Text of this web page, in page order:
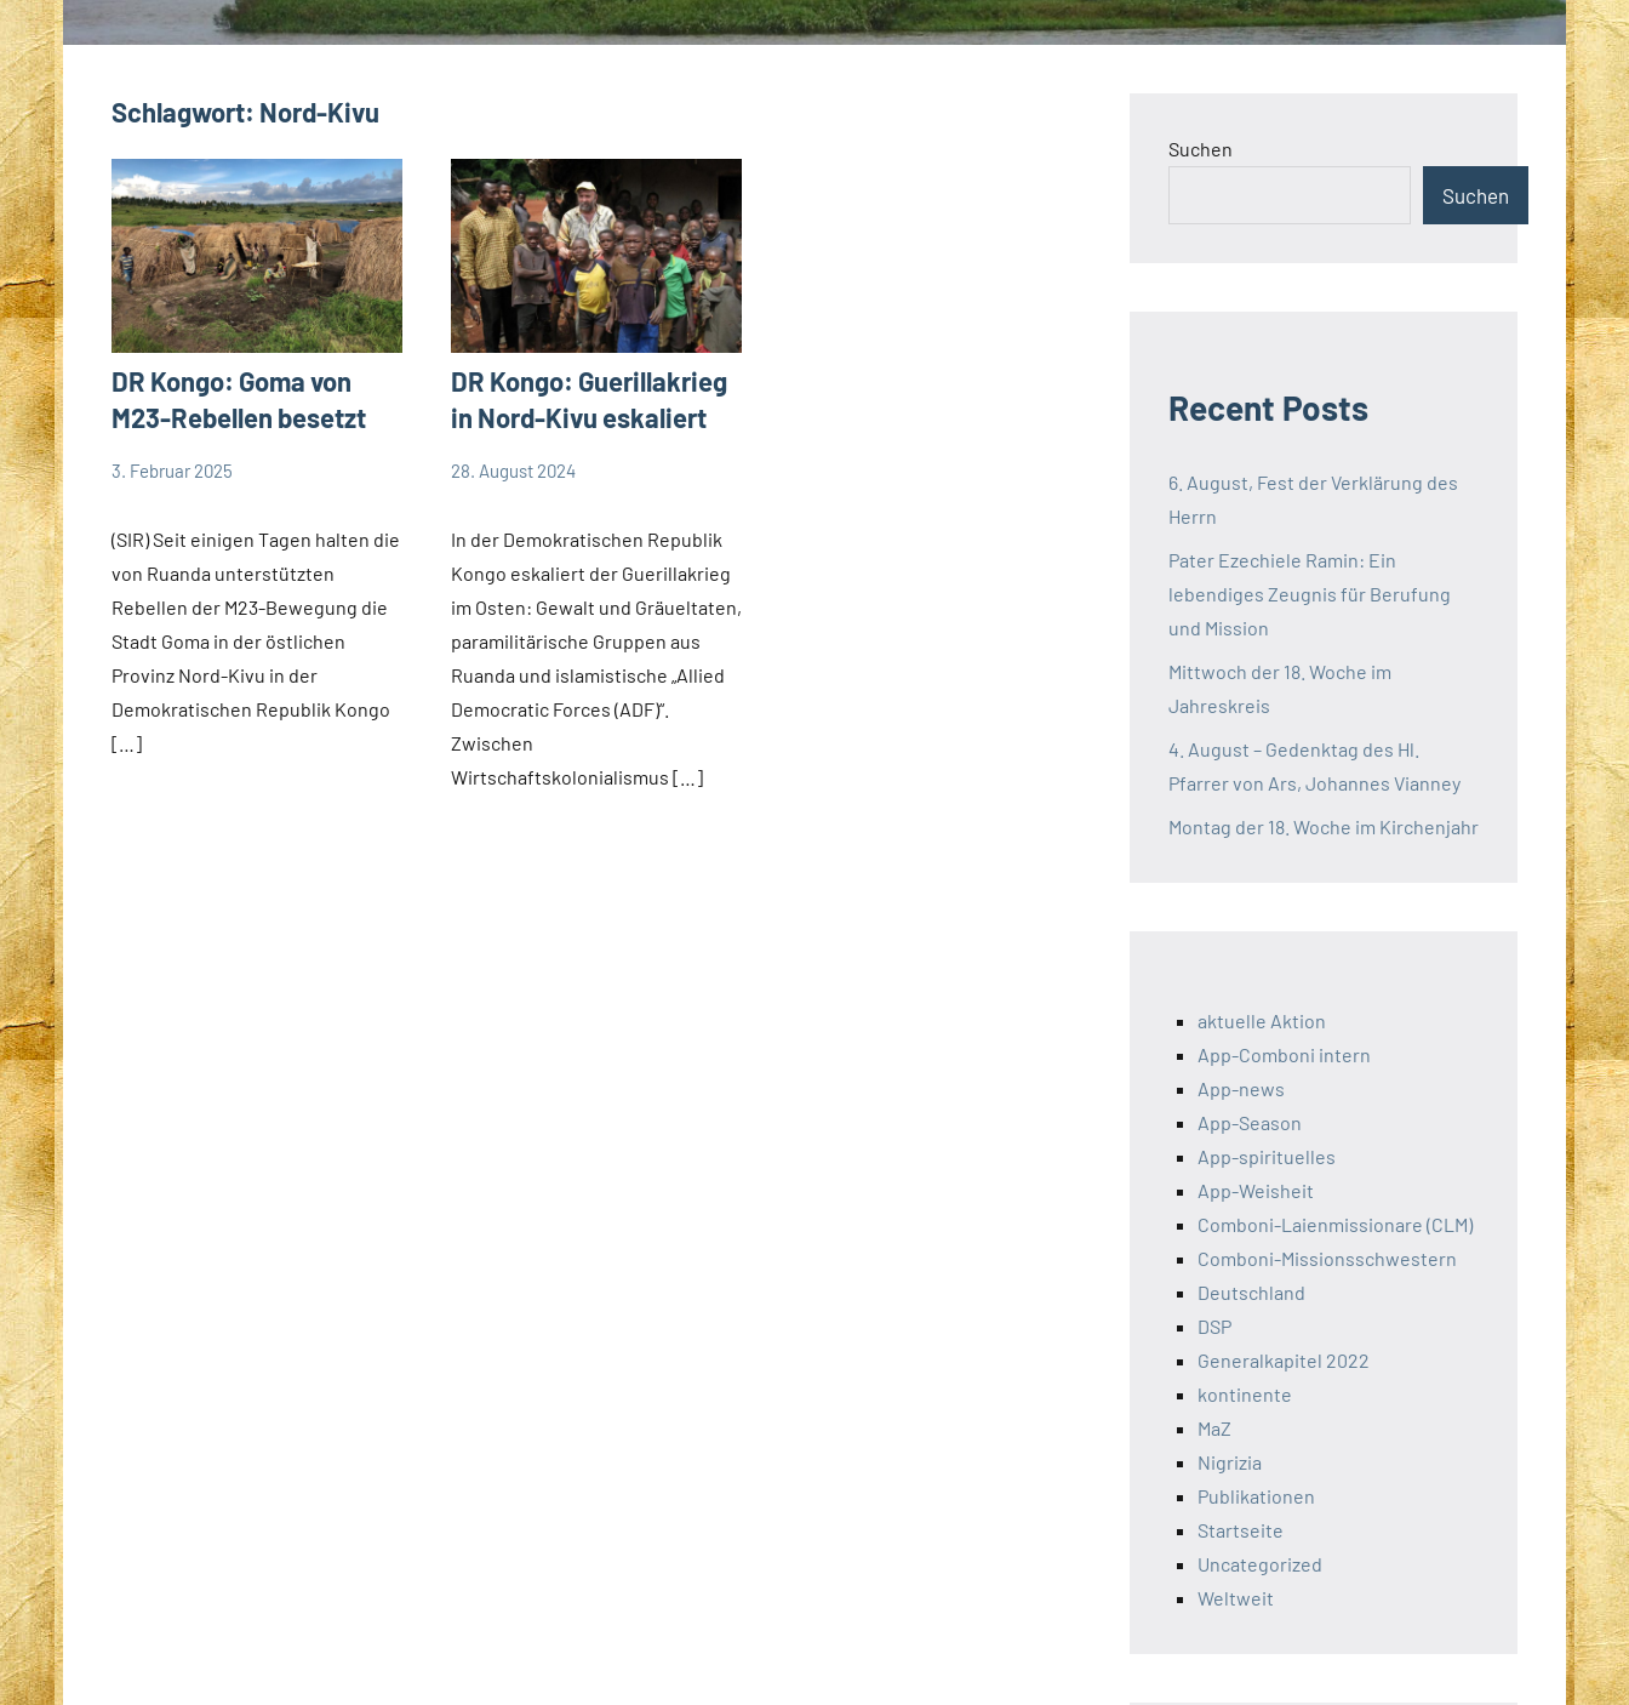
Schlagwort: Nord-Kivu
DR Kongo: Goma von
M23-Rebellen besetzt
3. Februar 2025
(SIR) Seit einigen Tagen halten die
von Ruanda unterstützten
Rebellen der M23-Bewegung die
Stadt Goma in der östlichen
Provinz Nord-Kivu in der
Demokratischen Republik Kongo
[…]
DR Kongo: Guerillakrieg
in Nord-Kivu eskaliert
28. August 2024
Andrea
In der Demokratischen Republik
Kongo eskaliert der Guerillakrieg
im Osten: Gewalt und Gräueltaten,
paramilitärische Gruppen aus
Ruanda und islamistische „Allied
Democratic Forces (ADF)“.
Zwischen
Wirtschaftskolonialismus […]
Suchen
Suchen
Recent Posts
6. August, Fest der Verklärung des
Herrn
Pater Ezechiele Ramin: Ein
lebendiges Zeugnis für Berufung
und Mission
Mittwoch der 18. Woche im
Jahreskreis
4. August – Gedenktag des Hl.
Pfarrer von Ars, Johannes Vianney
Montag der 18. Woche im Kirchenjahr
aktuelle Aktion
App-Comboni intern
App-news
App-Season
App-spirituelles
App-Weisheit
Comboni-Laienmissionare (CLM)
Comboni-Missionsschwestern
Deutschland
DSP
Generalkapitel 2022
kontinente
MaZ
Nigrizia
Publikationen
Startseite
Uncategorized
Weltweit